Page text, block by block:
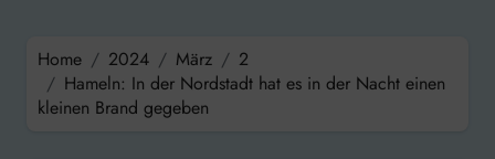
Home 2024 März
2
Hameln: In der Nordstadt hat es in der Nacht einen
kleinen Brand gegeben